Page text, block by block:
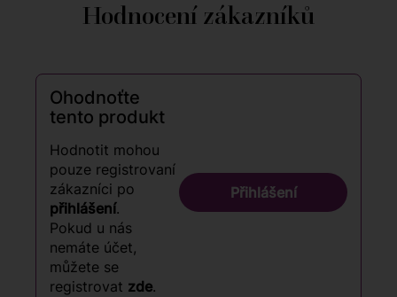
Hodnocení zákazníků
Ohodnoťte
tento produkt
Hodnotit mohou
pouze registrovaní
zákazníci po
přihlášení.
Pokud u nás
nemáte účet,
můžete se
registrovat zde.
Přihlášení